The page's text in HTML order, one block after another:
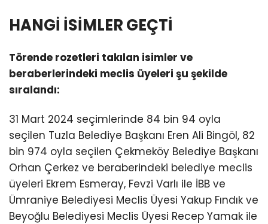
HANGİ İSİMLER GEÇTİ
Törende rozetleri takılan isimler ve
beraberlerindeki meclis üyeleri şu şekilde
sıralandı:
31 Mart 2024 seçimlerinde 84 bin 94 oyla
seçilen Tuzla Belediye Başkanı Eren Ali Bingöl, 82
bin 974 oyla seçilen Çekmeköy Belediye Başkanı
Orhan Çerkez ve beraberindeki belediye meclis
üyeleri Ekrem Esmeray, Fevzi Varlı ile İBB ve
Ümraniye Belediyesi Meclis Üyesi Yakup Fındık ve
Beyoğlu Belediyesi Meclis Üyesi Recep Yamak ile